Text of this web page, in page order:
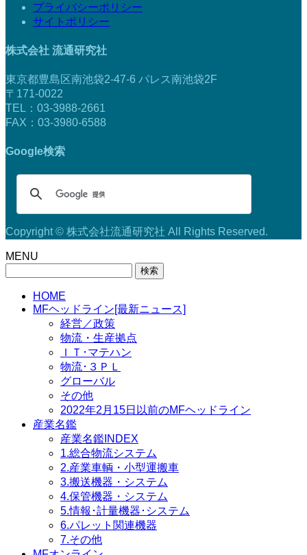
プライバシーポリシー
サイトポリシー
株式会社 流通研究社
東京都豊島区南池袋2-47-6 パレス南池袋2F
〒171-0022
TEL：03-3988-2661
FAX：03-3980-6588
Google検索
Copyright © 株式会社流通研究社 All Rights Reserved.
MENU
HOME
MFヘッドライン[最新ニュース]
経営／政策
物流・生産拠点
ＩＴ･マテハン
物流･３ＰＬ
グローバル
その他
2022年2月15日以前のMFヘッドライン
産業名鑑
産業名鑑INDEX
1.総合物流システム
2.産業車輌・小型運搬車
3.搬送機器・システム
4.保管機器・システム
5.情報･計量機器･システム
6.パレット関連機器
7.その他